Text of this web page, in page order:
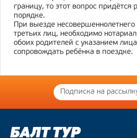
границу, то этот вопрос придётся
порядке.
При выезде
третьих лиц, необходимо
обоих родителей с указанием
сопровождать ребёнка в поездке.